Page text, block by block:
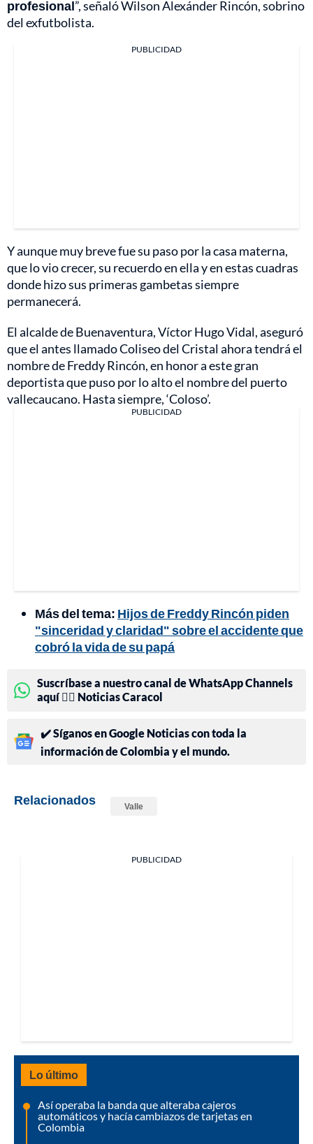
profesional”, señaló Wilson Alexánder Rincón, sobrino
del exfutbolista.
PUBLICIDAD
Y aunque muy breve fue su paso por la casa materna,
que lo vio crecer, su recuerdo en ella y en estas cuadras
donde hizo sus primeras gambetas siempre
permanecerá.
El alcalde de Buenaventura, Víctor Hugo Vidal, aseguró
que el antes llamado Coliseo del Cristal ahora tendrá el
nombre de Freddy Rincón, en honor a este gran
deportista que puso por lo alto el nombre del puerto
vallecaucano. Hasta siempre, ‘Coloso’.
PUBLICIDAD
Más del tema: Hijos de Freddy Rincón piden
"sinceridad y claridad" sobre el accidente que
cobró la vida de su papá
Suscríbase a nuestro canal de WhatsApp Channels
aquí 👉🏻 Noticias Caracol
✔️ Síganos en Google Noticias con toda la
información de Colombia y el mundo.
Relacionados Valle
PUBLICIDAD
Lo último
Así operaba la banda que alteraba cajeros
automáticos y hacía cambiazos de tarjetas en
Colombia